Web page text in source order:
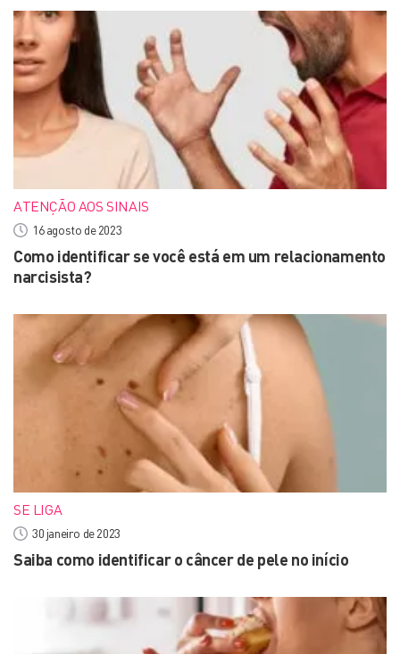
ATENÇÃO AOS SINAIS
16 agosto de 2023
Como identificar se você está em um relacionamento
narcisista?
SE LIGA
30 janeiro de 2023
Saiba como identificar o câncer de pele no início